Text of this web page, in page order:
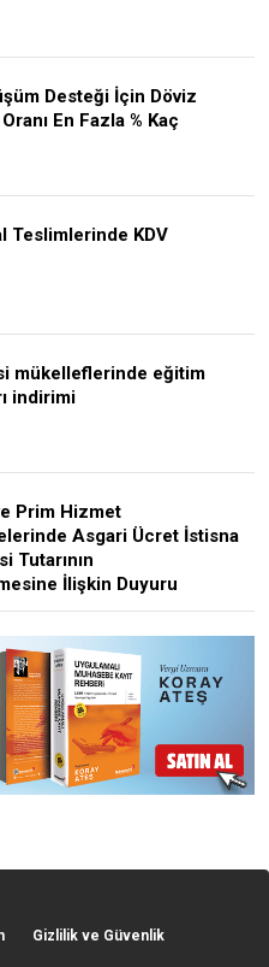
Desteği İçin Döviz
En Fazla % Kaç
Teslimlerinde KDV
mükelleflerinde eğitim
indirimi
Prim Hizmet
Asgari Ücret İstisna
Tutarının
İlişkin Duyuru
Gizlilik ve Güvenlik